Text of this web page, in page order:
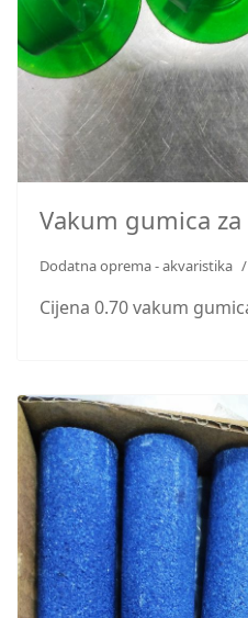
Vakum gumica
Dodatna oprema - akvaristika
Cijena 0.70 vakum